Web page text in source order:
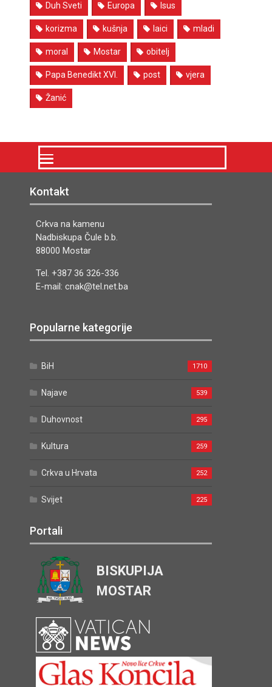
Duh Sveti Europa Isus
korizma kušnja laici mladi
moral Mostar obitelj
Papa Benedikt XVI. post vjera
Žanić
Kontakt
Crkva na kamenu
Nadbiskupa Čule b.b.
88000 Mostar
Tel. +387 36 326-336
E-mail: cnak@tel.net.ba
Popularne kategorije
BiH 1710
Najave 539
Duhovnost 295
Kultura 259
Crkva u Hrvata 252
Svijet 225
Portali
BISKUPIJA
MOSTAR